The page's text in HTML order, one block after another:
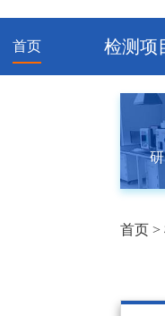
首页 检测项
首页 >